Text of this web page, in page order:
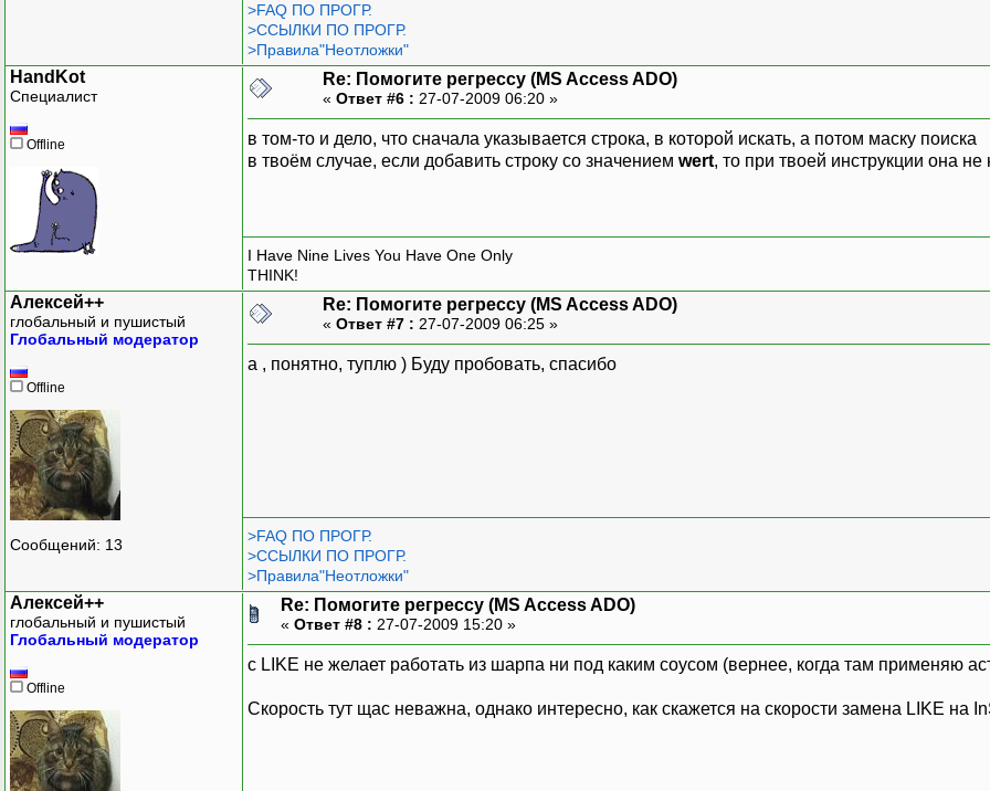
>FAQ ПО ПРОГР.
>ССЫЛКИ ПО ПРОГР.
>Правила"Неотложки"
HandKot
Специалист
Offline
Re: Помогите регрессу (MS Access ADO)
« Ответ #6 : 27-07-2009 06:20 »
в том-то и дело, что сначала указывается строка, в которой искать, а потом маску поиска
в твоём случае, если добавить строку со значением wert, то при твоей инструкции она не
I Have Nine Lives You Have One Only
THINK!
Алексей++
глобальный и пушистый
Глобальный модератор
Offline
Сообщений: 13
Re: Помогите регрессу (MS Access ADO)
« Ответ #7 : 27-07-2009 06:25 »
а , понятно, туплю ) Буду пробовать, спасибо
>FAQ ПО ПРОГР.
>ССЫЛКИ ПО ПРОГР.
>Правила"Неотложки"
Алексей++
глобальный и пушистый
Глобальный модератор
Offline
Re: Помогите регрессу (MS Access ADO)
« Ответ #8 : 27-07-2009 15:20 »
с LIKE не желает работать из шарпа ни под каким соусом (вернее, когда там применяю
Скорость тут щас неважна, однако интересно, как скажется на скорости замена LIKE на